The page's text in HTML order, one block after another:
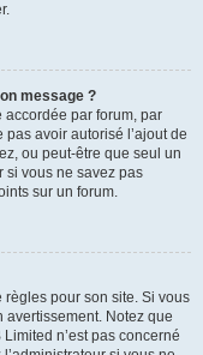
message ?
accordée par forum, par
avoir autorisé l’ajout de
ou peut-être que seul un
si vous ne savez pas
sur un forum.
pour son site. Si vous
Notez que
n’est pas concerné